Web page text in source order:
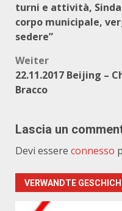
turni e attività,
corpo municipale,
sedere”
Weiter
22.11.2017 Beijing –
Bracco
Lascia un
Devi essere connesso
VERWANDTE